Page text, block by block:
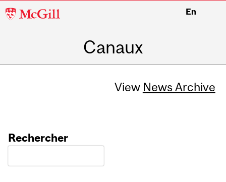
McGill
En
Canaux
View News Archive
Rechercher